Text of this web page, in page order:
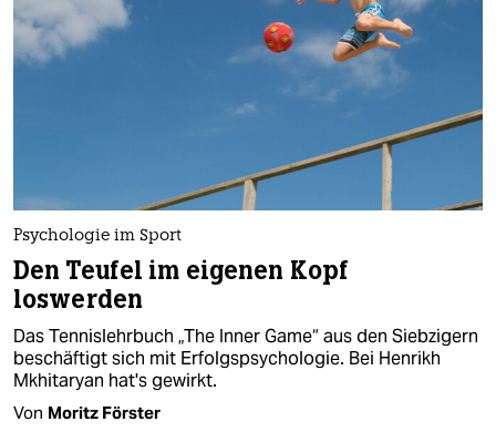
Psychologie im Sport
Den Teufel im eigenen Kopf
loswerden
Das Tennislehrbuch „The Inner Game“ aus den Siebzigern
beschäftigt sich mit Erfolgspsychologie. Bei Henrikh
Mkhitaryan hat's gewirkt.
Von Moritz Förster